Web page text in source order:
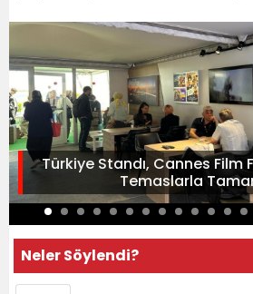
Türkiye Standı, Cannes Film
Temaslarla
Neler Söylendi?